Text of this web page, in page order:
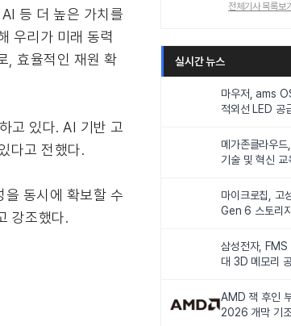
등 더 높은 가치를
우리가 미래 동력
, 효율적인 재원 확
고 있다. AI 기반 고
다고 전했다.
동시에 확보할 수
강조했다.
전체기사 목록보
실시간 뉴스
마우저, ams
적외선 LED 공
메가존클라우드
기술 및 혁신
마이크로칩, 고
Gen 6 스토리
삼성전자,
대 3D 메모리
AMD 잭 후인
2026 개막 기